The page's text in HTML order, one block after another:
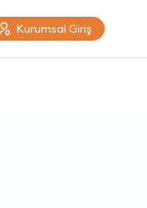
Kurumsal Giriş